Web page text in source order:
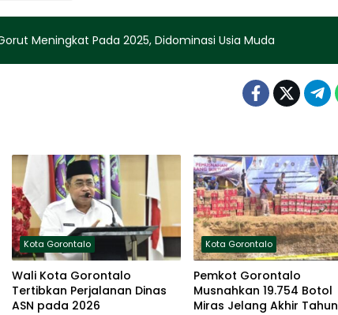
Meningkat Pada 2025, Didominasi Usia Muda
Kota Gorontalo
Wali Kota Gorontalo
Tertibkan Perjalanan Dinas
ASN pada 2026
Kota Gorontalo
Pemkot Gorontalo
Musnahkan 19.754 Botol
Miras Jelang Akhir Tahun